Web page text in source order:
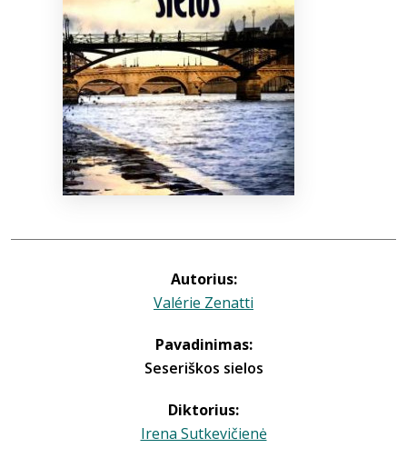
+370 667 80 541
Autorius:
Valérie Zenatti
Pavadinimas:
Seseriškos sielos
Diktorius:
Irena Sutkevičienė